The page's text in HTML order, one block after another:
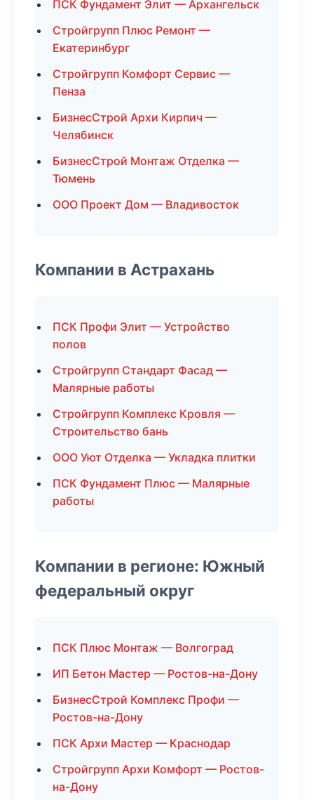
ПСК Фундамент Элит — Архангельск
Стройгрупп Плюс Ремонт —
Екатеринбург
Стройгрупп Комфорт Сервис —
Пенза
БизнесСтрой Архи Кирпич —
Челябинск
БизнесСтрой Монтаж Отделка —
Тюмень
ООО Проект Дом — Владивосток
Компании в Астрахань
ПСК Профи Элит — Устройство
полов
Стройгрупп Стандарт Фасад —
Малярные работы
Стройгрупп Комплекс Кровля —
Строительство бань
ООО Уют Отделка — Укладка плитки
ПСК Фундамент Плюс — Малярные
работы
Компании в регионе: Южный
федеральный округ
ПСК Плюс Монтаж — Волгоград
ИП Бетон Мастер — Ростов-на-Дону
БизнесСтрой Комплекс Профи —
Ростов-на-Дону
ПСК Архи Мастер — Краснодар
Стройгрупп Архи Комфорт — Ростов-
на-Дону